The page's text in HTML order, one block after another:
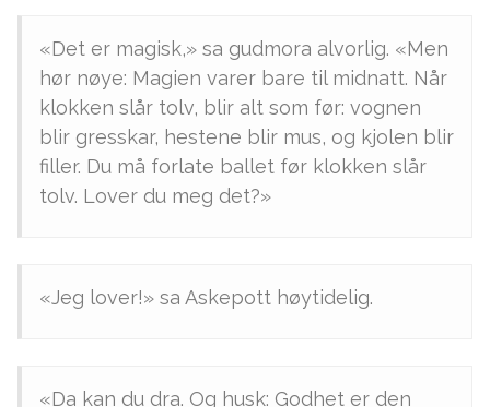
«Det er magisk,» sa gudmora alvorlig. «Men
hør nøye: Magien varer bare til midnatt. Når
klokken slår tolv, blir alt som før: vognen
blir gresskar, hestene blir mus, og kjolen blir
filler. Du må forlate ballet før klokken slår
tolv. Lover du meg det?»
«Jeg lover!» sa Askepott høytidelig.
«Da kan du dra. Og husk: Godhet er den